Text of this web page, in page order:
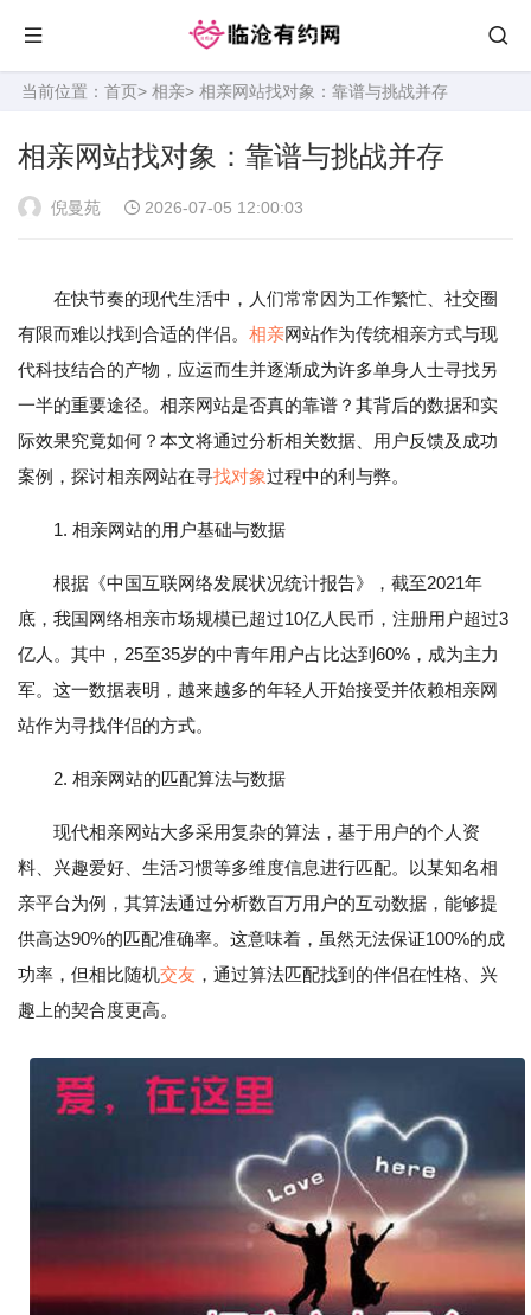
当前位置： 首页> 相亲> 相亲网站找对象：靠谱与挑战并存
相亲网站找对象：靠谱与挑战并存
倪曼苑 2026-07-05 12:00:03
在快节奏的现代生活中，人们常常因为工作繁忙、社交圈
有限而难以找到合适的伴侣。 相亲网站作为传统相亲方式与现
代科技结合的产物，应运而生并逐渐成为许多单身人士寻找另
一半的重要途径。相亲网站是否真的靠谱？其背后的数据和实
际效果究竟如何？本文将通过分析相关数据、用户反馈及成功
案例，探讨相亲网站在寻找对象过程中的利与弊。
1. 相亲网站的用户基础与数据
根据《中国互联网络发展状况统计报告》，截至2021年
底，我国网络相亲市场规模已超过10亿人民币，注册用户超过3
亿人。其中，25至35岁的中青年用户占比达到60%，成为主力
军。这一数据表明，越来越多的年轻人开始接受并依赖相亲网
站作为寻找伴侣的方式。
2. 相亲网站的匹配算法与数据
现代相亲网站大多采用复杂的算法，基于用户的个人资
料、兴趣爱好、生活习惯等多维度信息进行匹配。以某知名相
亲平台为例，其算法通过分析数百万用户的互动数据，能够提
供高达90%的匹配准确率。这意味着，虽然无法保证100%的成
功率，但相比随机交友 ，通过算法匹配找到的伴侣在性格、兴
趣上的契合度更高。